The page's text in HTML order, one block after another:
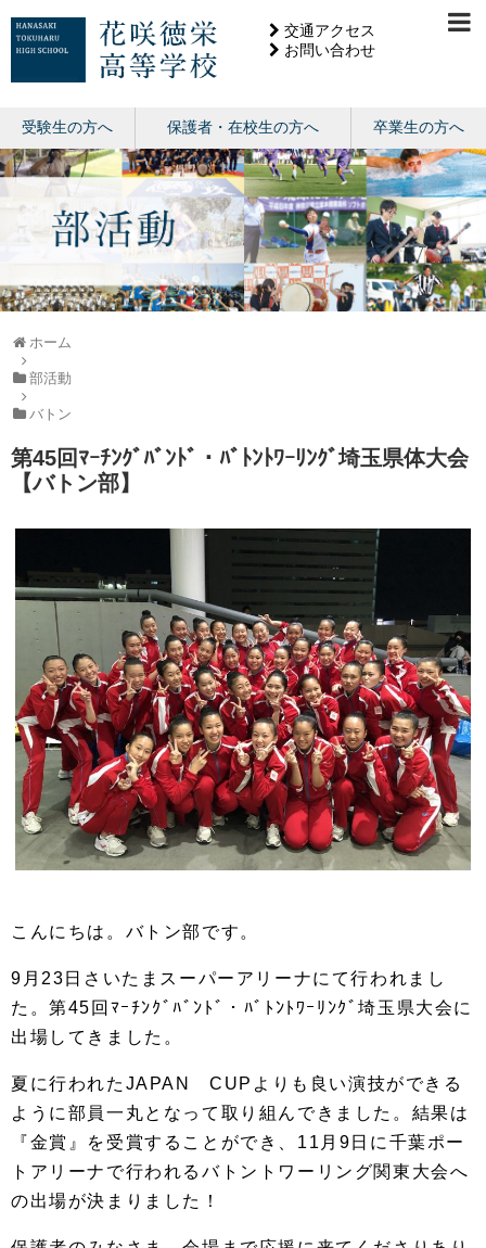
交通アクセス
お問い合わせ
受験生の方へ 保護者・在校生の方へ 卒業生の方へ
ホーム
部活動
バトン
第45回ﾏｰﾁﾝｸﾞﾊﾞﾝﾄﾞ・ﾊﾞﾄﾝﾄﾜｰﾘﾝｸﾞ埼玉県体大会
【バトン部】
こんにちは。バトン部です。
9月23日さいたまスーパーアリーナにて行われまし
た。第45回ﾏｰﾁﾝｸﾞﾊﾞﾝﾄﾞ・ﾊﾞﾄﾝﾄﾜｰﾘﾝｸﾞ埼玉県大会に
出場してきました。
夏に行われたJAPAN CUPよりも良い演技ができる
ように部員一丸となって取り組んできました。結果は
『金賞』を受賞することができ、11月9日に千葉ポー
トアリーナで行われるバトントワーリング関東大会へ
の出場が決まりました！